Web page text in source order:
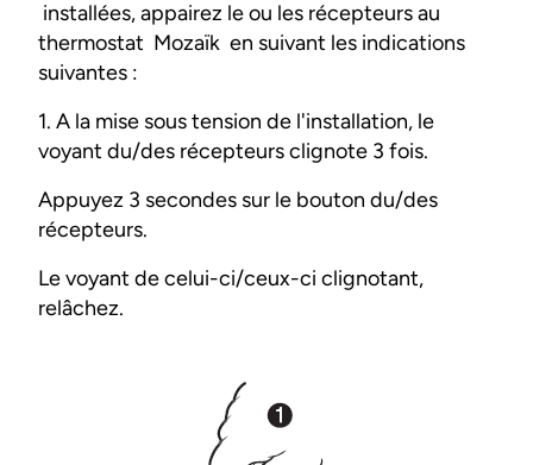
installées, appairez le ou les récepteurs au
thermostat Mozaïk en suivant les indications
suivantes :
1. A la mise sous tension de l'installation, le
voyant du/des récepteurs clignote 3 fois.
Appuyez 3 secondes sur le bouton du/des
récepteurs.
Le voyant de celui-ci/ceux-ci clignotant,
relâchez.